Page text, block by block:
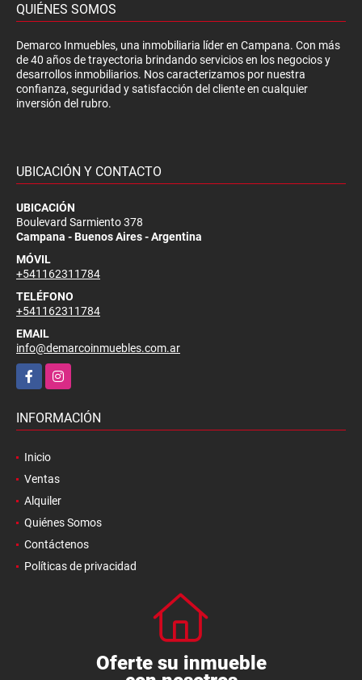
QUIÉNES SOMOS
Demarco Inmuebles, una inmobiliaria líder en Campana. Con más
de 40 años de trayectoria brindando servicios en los negocios y
desarrollos inmobiliarios. Nos caracterizamos por nuestra
confianza, seguridad y satisfacción del cliente en cualquier
inversión del rubro.
UBICACIÓN Y CONTACTO
UBICACIÓN
Boulevard Sarmiento 378
Campana - Buenos Aires - Argentina
MÓVIL
+541162311784
TELÉFONO
+541162311784
EMAIL
info@demarcoinmuebles.com.ar
FacebookInstagram
INFORMACIÓN
Inicio
Ventas
Alquiler
Quiénes Somos
Contáctenos
Políticas de privacidad
Oferte su inmueble